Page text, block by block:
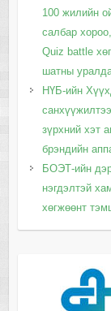
100 жилийн
салбар
Quiz battle
шатны
НҮБ-ийн
зүрхний хэт
брэндийн
БОЭТ-ийн
нэгдэлтэй
хөгжөөнт